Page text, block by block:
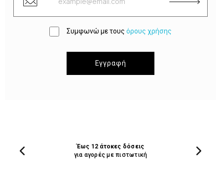
Συμφωνώ με τους όρους χρήσης
Εγγραφή
Έως 12 άτοκες δόσεις
για αγορές με πιστωτική